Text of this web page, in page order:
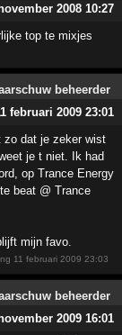
2008 10:27
top te mixjes
februari 2009 23:01
zo dat je zeker wist
je t niet. Ik had
op Trance Energy
beat @ Trance
mijn favo.
11 februari 2009 23:03
2009 16:01